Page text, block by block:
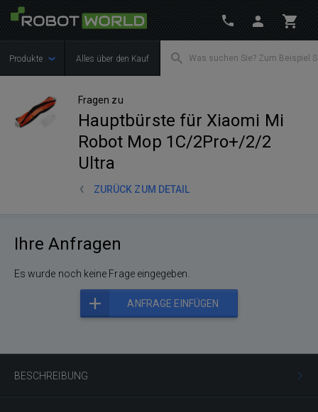
Produkte Alles über den Kauf
Fragen zu
Hauptbürste für Xiaomi Mi
Robot Mop 1C/2Pro+/2/2
Ultra
ZURÜCK ZUM DETAIL
BESCHREIBUNG
Ihre Anfragen
Es wurde noch keine Frage eingegeben.
ANFRAGE EINFÜGEN